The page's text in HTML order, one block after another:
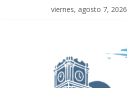
viernes, agosto 7, 2026